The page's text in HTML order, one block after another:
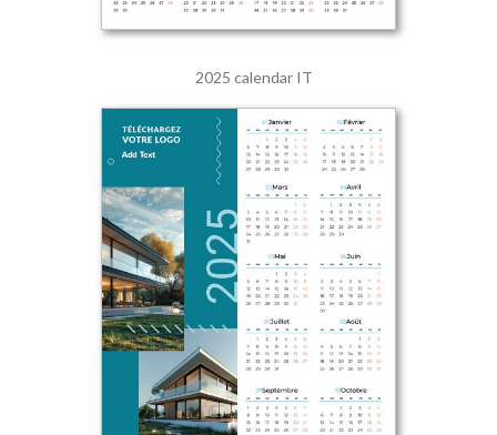
2025 calendar IT